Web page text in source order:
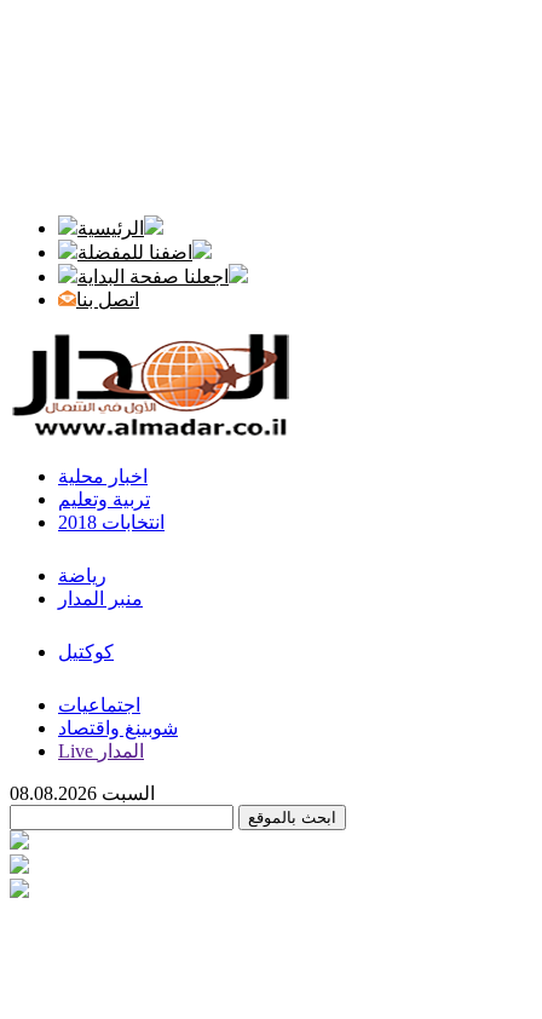
الرئيسية
اضفنا للمفضلة
اجعلنا صفحة البداية
اتصل بنا
اخبار محلية
تربية وتعليم
انتخابات 2018
رياضة
منبر المدار
كوكتيل
اجتماعيات
شوبينغ واقتصاد
Live المدار